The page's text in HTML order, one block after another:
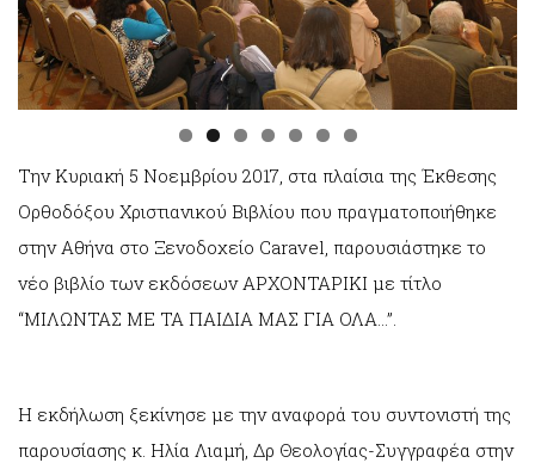
Την Κυριακή 5 Νοεμβρίου 2017, στα πλαίσια της Έκθεσης
Ορθοδόξου Χριστιανικού Βιβλίου που πραγματοποιήθηκε
στην Αθήνα στο Ξενοδοχείο Caravel, παρουσιάστηκε το
νέο βιβλίο των εκδόσεων ΑΡΧΟΝΤΑΡΙΚΙ με τίτλο
“ΜΙΛΩΝΤΑΣ ΜΕ ΤΑ ΠΑΙΔΙΑ ΜΑΣ ΓΙΑ ΟΛΑ…”.
Η εκδήλωση ξεκίνησε με την αναφορά του συντονιστή της
παρουσίασης κ. Ηλία Λιαμή, Δρ Θεολογίας-Συγγραφέα στην